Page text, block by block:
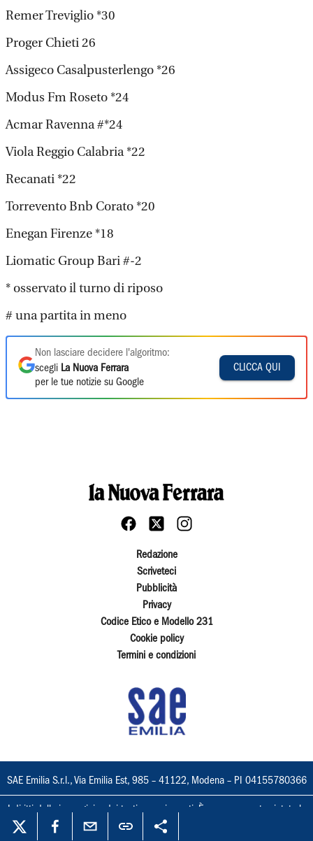
Remer Treviglio *30
Proger Chieti 26
Assigeco Casalpusterlengo *26
Modus Fm Roseto *24
Acmar Ravenna #*24
Viola Reggio Calabria *22
Recanati *22
Torrevento Bnb Corato *20
Enegan Firenze *18
Liomatic Group Bari #-2
* osservato il turno di riposo
# una partita in meno
Non lasciare decidere l'algoritmo:
scegli La Nuova Ferrara
per le tue notizie su Google
CLICCA QUI
Redazione
Scriveteci
Pubblicità
Privacy
Codice Etico e Modello 231
Cookie policy
Termini e condizioni
SAE Emilia S.r.l., Via Emilia Est, 985 – 41122, Modena – PI 04155780366
I diritti delle immagini e dei testi sono riservati. È espressamente vietata la
loro riproduzione con qualsiasi mezzo e l'adattamento totale o parziale.